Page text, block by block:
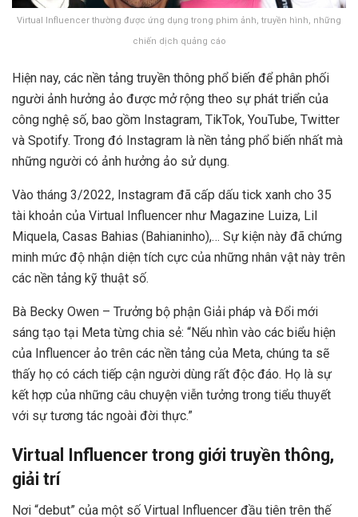
Virtual Influencer thường được ứng dụng trong phim ảnh, truyền hình, những
chiến dịch quảng cáo
Hiện nay, các nền tảng truyền thông phổ biến để phân phối
người ảnh hưởng ảo được mở rộng theo sự phát triển của
công nghệ số, bao gồm Instagram, TikTok, YouTube, Twitter
và Spotify. Trong đó Instagram là nền tảng phổ biến nhất mà
những người có ảnh hưởng ảo sử dụng.
Vào tháng 3/2022, Instagram đã cấp dấu tick xanh cho 35
tài khoản của Virtual Influencer như Magazine Luiza, Lil
Miquela, Casas Bahias (Bahianinho),… Sự kiện này đã chứng
minh mức độ nhận diện tích cực của những nhân vật này trên
các nền tảng kỹ thuật số.
Bà Becky Owen – Trưởng bộ phận Giải pháp và Đổi mới
sáng tạo tại Meta từng chia sẻ: “Nếu nhìn vào các biểu hiện
của Influencer ảo trên các nền tảng của Meta, chúng ta sẽ
thấy họ có cách tiếp cận người dùng rất độc đáo. Họ là sự
kết hợp của những câu chuyện viễn tưởng trong tiểu thuyết
với sự tương tác ngoài đời thực.”
Virtual Influencer trong giới truyền thông,
giải trí
Nơi “debut” của một số Virtual Influencer đầu tiên trên thế